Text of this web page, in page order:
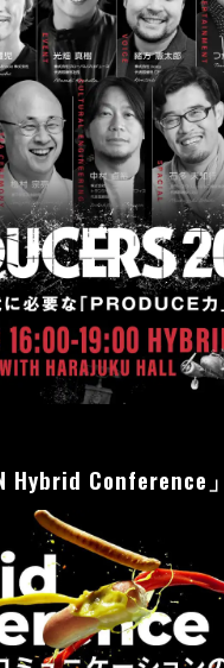
Hybrid Conference 」